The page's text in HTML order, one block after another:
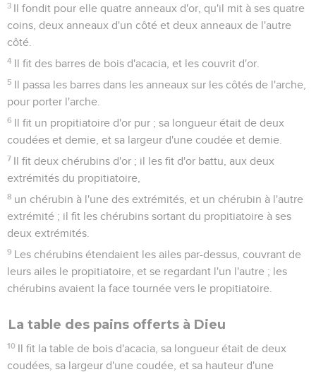
3 Il fondit pour elle quatre anneaux d'or, qu'il mit à ses quatre
coins, deux anneaux d'un côté et deux anneaux de l'autre
côté.
4 Il fit des barres de bois d'acacia, et les couvrit d'or.
5 Il passa les barres dans les anneaux sur les côtés de l'arche,
pour porter l'arche.
6 Il fit un propitiatoire d'or pur ; sa longueur était de deux
coudées et demie, et sa largeur d'une coudée et demie.
7 Il fit deux chérubins d'or ; il les fit d'or battu, aux deux
extrémités du propitiatoire,
8 un chérubin à l'une des extrémités, et un chérubin à l'autre
extrémité ; il fit les chérubins sortant du propitiatoire à ses
deux extrémités.
9 Les chérubins étendaient les ailes par-dessus, couvrant de
leurs ailes le propitiatoire, et se regardant l'un l'autre ; les
chérubins avaient la face tournée vers le propitiatoire.
La table des pains offerts à Dieu
10 Il fit la table de bois d'acacia, sa longueur était de deux
coudées, sa largeur d'une coudée, et sa hauteur d'une